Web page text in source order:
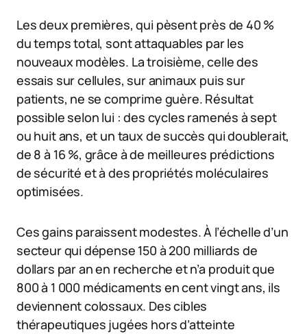
Les deux premières, qui pèsent près de 40 %
du temps total, sont attaquables par les
nouveaux modèles. La troisième, celle des
essais sur cellules, sur animaux puis sur
patients, ne se comprime guère. Résultat
possible selon lui : des cycles ramenés à sept
ou huit ans, et un taux de succès qui doublerait,
de 8 à 16 %, grâce à de meilleures prédictions
de sécurité et à des propriétés moléculaires
optimisées.
Ces gains paraissent modestes. À l’échelle d’un
secteur qui dépense 150 à 200 milliards de
dollars par an en recherche et n’a produit que
800 à 1 000 médicaments en cent vingt ans, ils
deviennent colossaux. Des cibles
thérapeutiques jugées hors d’atteinte